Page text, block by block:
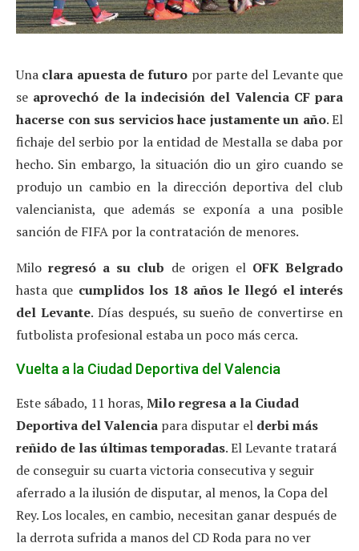
Una clara apuesta de futuro por parte del Levante que
se aprovechó de la indecisión del Valencia CF para
hacerse con sus servicios hace justamente un año. El
fichaje del serbio por la entidad de Mestalla se daba por
hecho. Sin embargo, la situación dio un giro cuando se
produjo un cambio en la dirección deportiva del club
valencianista, que además se exponía a una posible
sanción de FIFA por la contratación de menores.
Miloregresó a su club de origen el OFK Belgrado
hasta que cumplidos los 18 años le llegó el interés
del Levante. Días después, su sueño de convertirse en
futbolista profesional estaba un poco más cerca.
Vuelta a la Ciudad Deportiva del Valencia
Este sábado, 11 horas, Milo regresa a la Ciudad
Deportiva del Valencia para disputar el derbi más
reñido de las últimas temporadas. El Levante tratará
de conseguir su cuarta victoria consecutiva y seguir
aferrado a la ilusión de disputar, al menos, la Copa del
Rey. Los locales, en cambio, necesitan ganar después de
la derrota sufrida a manos del CD Roda para no ver